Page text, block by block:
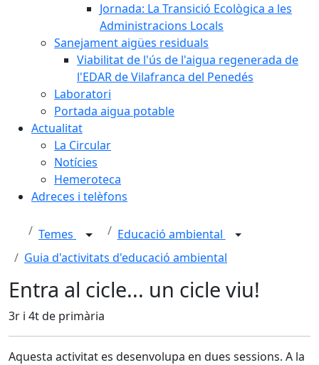
Jornada: La Transició Ecològica a les
Administracions Locals
Sanejament aigües residuals
Viabilitat de l'ús de l'aigua regenerada de
l'EDAR de Vilafranca del Penedés
Laboratori
Portada aigua potable
Actualitat
La Circular
Notícies
Hemeroteca
Adreces i telèfons
Temes
Educació ambiental
Guia d'activitats d'educació ambiental
Entra al cicle... un cicle viu!
3r i 4t de primària
Aquesta activitat es desenvolupa en dues sessions. A la